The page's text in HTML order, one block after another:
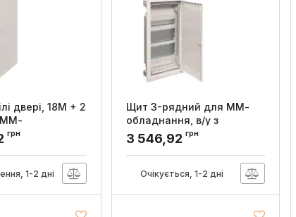
двері, 18M + 2
ММ-
VEGA, Hager
грн
1-2 дні
Щит 3-рядний для ММ-
обладнання, в/у з
металевими дверями,
VOLTA, Hager
3 546,92 грн
Очікується, 1-2 дні